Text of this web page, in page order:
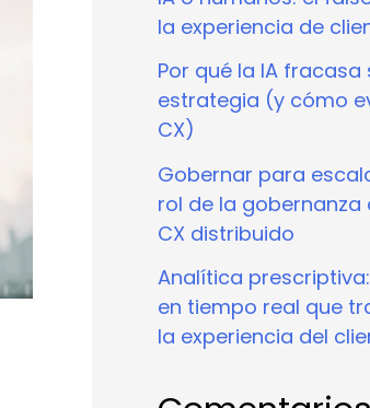
la experiencia de
Por qué la IA fracasa
estrategia (y cómo
CX)
Gobernar para
rol de la gobernanza
CX distribuido
Analítica
en tiempo real que
la experiencia del